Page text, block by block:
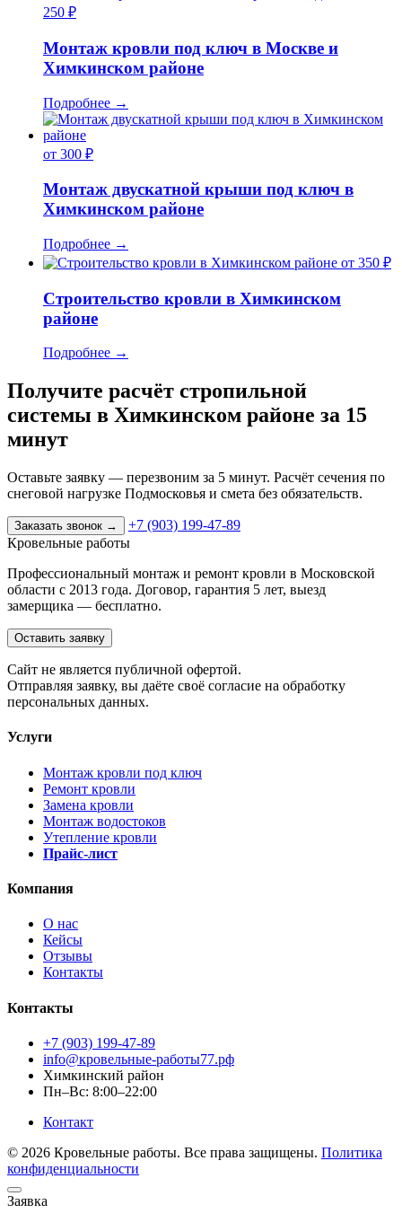
250 ₽
Монтаж кровли под ключ в Москве и
Химкинском районе
Подробнее →
от 300 ₽
Монтаж двускатной крыши под ключ в
Химкинском районе
Подробнее →
от 350 ₽
Строительство кровли в Химкинском
районе
Подробнее →
Получите расчёт стропильной
системы в Химкинском районе за 15
минут
Оставьте заявку — перезвоним за 5 минут. Расчёт сечения по
снеговой нагрузке Подмосковья и смета без обязательств.
Заказать звонок →
+7 (903) 199-47-89
Кровельные работы
Профессиональный монтаж и ремонт кровли в Московской
области с 2013 года. Договор, гарантия 5 лет, выезд
замерщика — бесплатно.
Оставить заявку
Cайт не является публичной офертой.
Отправляя заявку, вы даёте своё согласие на обработку
персональных данных.
Услуги
Монтаж кровли под ключ
Ремонт кровли
Замена кровли
Монтаж водостоков
Утепление кровли
Прайс-лист
Компания
О нас
Кейсы
Отзывы
Контакты
Контакты
+7 (903) 199-47-89
info@кровельные-работы77.рф
Химкинский район
Пн–Вс: 8:00–22:00
Контакт
© 2026 Кровельные работы. Все права защищены. Политика
конфиденциальности
Заявка